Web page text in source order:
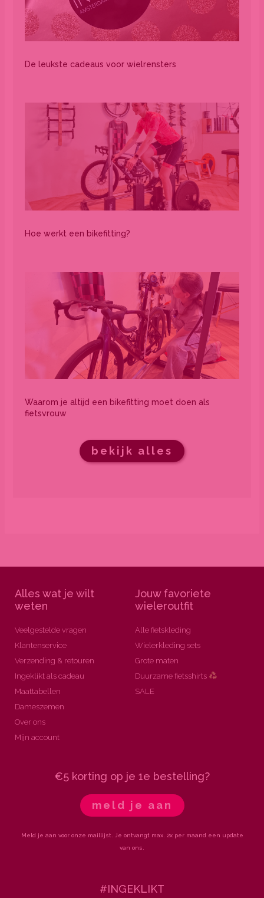
De leukste cadeaus voor wielrensters
Hoe werkt een bikefitting?
Waarom je altijd een bikefitting moet doen als
fietsvrouw
bekijk alles
Alles wat je wilt
weten
Veelgestelde vragen
Klantenservice
Verzending & retouren
Ingeklikt als cadeau
Maattabellen
Dameszemen
Over ons
Mijn account
Jouw favoriete
wieleroutfit
Alle fietskleding
Wielerkleding sets
Grote maten
Duurzame fietsshirts
SALE
€5 korting op je 1e bestelling?
meld je aan
Meld je aan voor onze maillijst. Je ontvangt max. 2x per maand een update
van ons.
#INGEKLIKT